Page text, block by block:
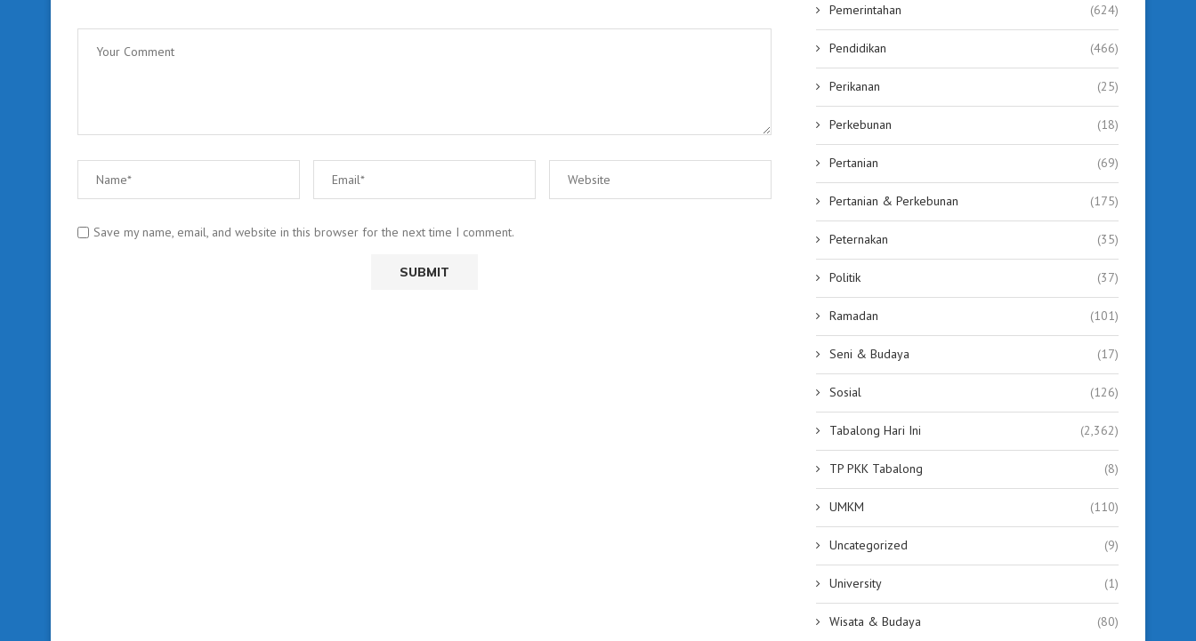
Save my name, email, and website in this browser for the next time I comment.
Pemerintahan (624)
Pendidikan (466)
Perikanan (25)
Perkebunan (18)
Pertanian (69)
Pertanian & Perkebunan (175)
Peternakan (35)
Politik (37)
Ramadan (101)
Seni & Budaya (17)
Sosial (126)
Tabalong Hari Ini (2,362)
TP PKK Tabalong (8)
UMKM (110)
Uncategorized (9)
University (1)
Wisata & Budaya (80)